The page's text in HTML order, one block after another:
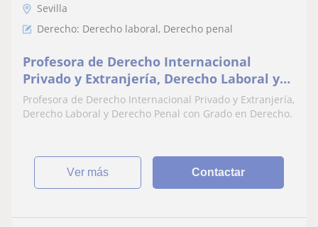
Sevilla
Derecho: Derecho laboral, Derecho penal
Profesora de Derecho Internacional
Privado y Extranjería, Derecho Laboral y
Derecho Penal con Grado en Derecho
Profesora de Derecho Internacional Privado y Extranjería,
Derecho Laboral y Derecho Penal con Grado en Derecho.
ver más Contactar